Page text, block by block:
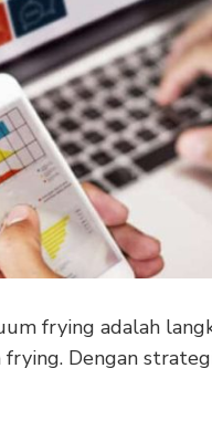
frying adalah
frying. Dengan